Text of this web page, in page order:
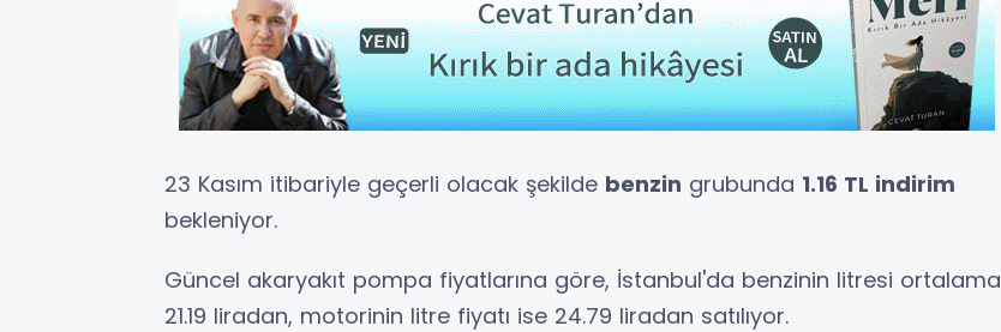
23 Kasım itibariyle geçerli olacak şekilde benzin grubunda 1.16 TL indirim
bekleniyor.
Güncel akaryakıt pompa fiyatlarına göre, İstanbul'da benzinin litresi ortalama
21.19 liradan, motorinin litre fiyatı ise 24.79 liradan satılıyor.